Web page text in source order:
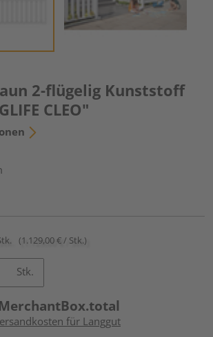
2-flügelig Kunststoff
CLEO"
(1.129,00 € / Stk.)
Stk.
für Langgut